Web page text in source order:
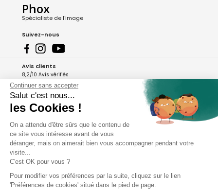
Phox
Spécialiste de l'image
Suivez-nous
Avis clients
8,2/10 Avis vérifiés
L'Appli Phox
A propos de Phox
Services et garanties
Continuer sans accepter
Salut c'est nous...
les Cookies !
On a attendu d'être sûrs que le contenu de
ce site vous intéresse avant de vous
déranger, mais on aimerait bien vous accompagner pendant votre
visite...
C'est OK pour vous ?
Pour modifier vos préférences par la suite, cliquez sur le lien
'Préférences de cookies' situé dans le pied de page.